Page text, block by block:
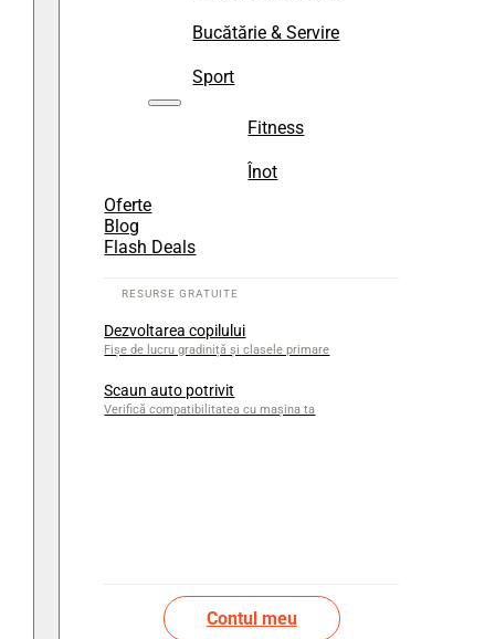
Bucătărie & Servire
Sport
Fitness
Înot
Oferte
Blog
Flash Deals
Dezvoltarea copilului
Fișe de lucru gradiniță și clasele primare
Scaun auto potrivit
Verifică compatibilitatea cu mașina ta
Contul meu